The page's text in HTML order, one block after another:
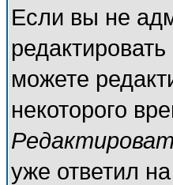
Если вы не
можете
некоторого
уже ответил